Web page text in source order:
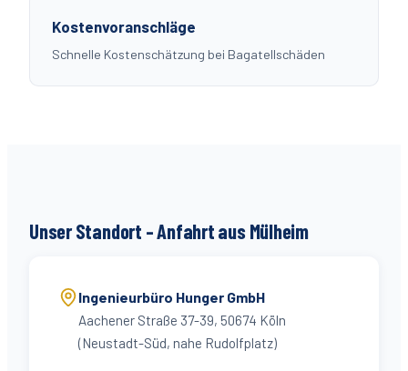
Kostenvoranschläge
Schnelle Kostenschätzung bei Bagatellschäden
Unser Standort – Anfahrt ausMülheim
Ingenieurbüro Hunger GmbH
Aachener Straße 37-39, 50674 Köln
(Neustadt-Süd, nahe Rudolfplatz)